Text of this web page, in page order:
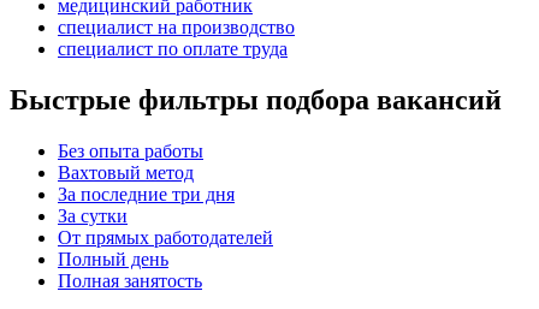
медицинский работник
специалист на производство
специалист по оплате труда
Быстрые фильтры подбора вакансий
Без опыта работы
Вахтовый метод
За последние три дня
За сутки
От прямых работодателей
Полный день
Полная занятость